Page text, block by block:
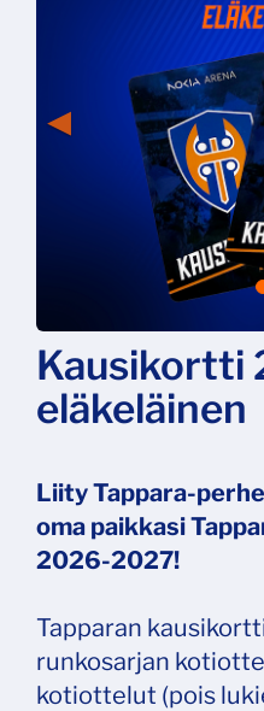
Kausikortti
eläkeläinen
Liity Tappara-
oma paikkasi
2026-2027!
Tapparan
runkosarjan
kotiottelut (pois